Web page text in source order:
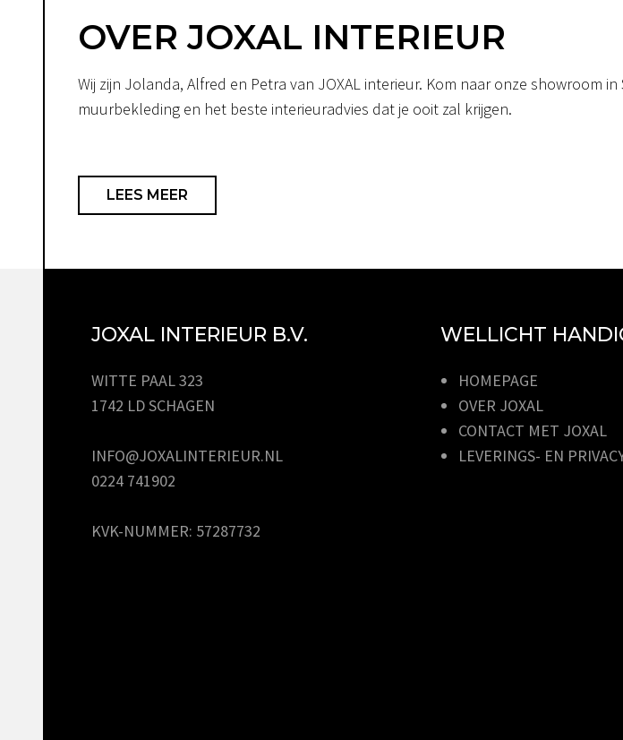
OVER JOXAL INTERIEUR
Wij zijn Jolanda, Alfred en Petra van JOXAL interieur. Kom naar onze showroom
muurbekleding en het beste interieuradvies dat je ooit zal krijgen.
LEES MEER
JOXAL INTERIEUR B.V.
WITTE PAAL 323
1742 LD SCHAGEN
INFO@JOXALINTERIEUR.NL
0224 741902
KVK-NUMMER: 57287732
WELLICHT
HOMEPAGE
OVER JOXAL
CONTACT MET JOXAL
LEVERINGS- EN